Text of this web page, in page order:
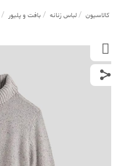
کالاسیون / لباس زنانه / بافت و پلیور /